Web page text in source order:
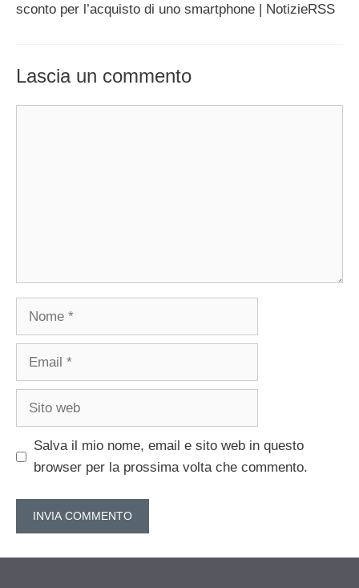
sconto per l’acquisto di uno smartphone | NotizieRSS
Lascia un commento
Nome
Email
Sito
Salva il mio nome, email e sito web in questo
browser per la prossima volta che commento.